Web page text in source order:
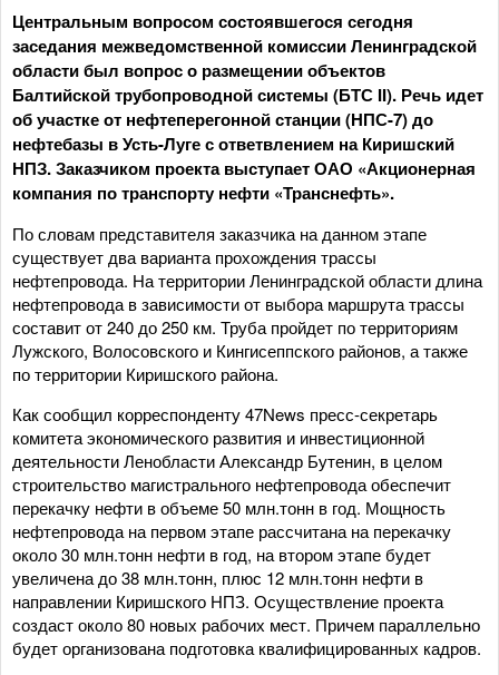
Центральным вопросом состоявшегося сегодня
заседания межведомственной комиссии Ленинградской
области был вопрос о размещении объектов
Балтийской трубопроводной системы (БТС II). Речь идет
об участке от нефтеперегонной станции (НПС-7) до
нефтебазы в Усть-Луге с ответвлением на Киришский
НПЗ. Заказчиком проекта выступает ОАО «Акционерная
компания по транспорту нефти «Транснефть».
По словам представителя заказчика на данном этапе
существует два варианта прохождения трассы
нефтепровода. На территории Ленинградской области длина
нефтепровода в зависимости от выбора маршрута трассы
составит от 240 до 250 км. Труба пройдет по территориям
Лужского, Волосовского и Кингисеппского районов, а также
по территории Киришского района.
Как сообщил корреспонденту 47News пресс-секретарь
комитета экономического развития и инвестиционной
деятельности Ленобласти Александр Бутенин, в целом
строительство магистрального нефтепровода обеспечит
перекачку нефти в объеме 50 млн.тонн в год. Мощность
нефтепровода на первом этапе рассчитана на перекачку
около 30 млн.тонн нефти в год, на втором этапе будет
увеличена до 38 млн.тонн, плюс 12 млн.тонн нефти в
направлении Киришского НПЗ. Осуществление проекта
создаст около 80 новых рабочих мест. Причем параллельно
будет организована подготовка квалифицированных кадров.